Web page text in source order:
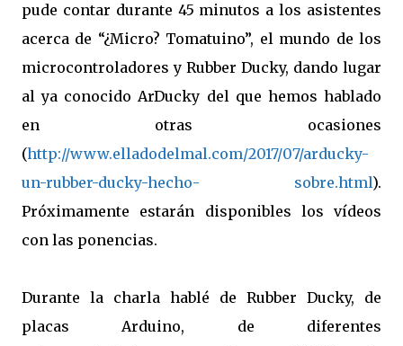
pude contar durante 45 minutos a los asistentes
acerca de “¿Micro? Tomatuino”, el mundo de los
microcontroladores y Rubber Ducky, dando lugar
al ya conocido ArDucky del que hemos hablado
en otras ocasiones
(http://www.elladodelmal.com/2017/07/arducky-
un-rubber-ducky-hecho- sobre.html).
Próximamente estarán disponibles los vídeos
con las ponencias.
Durante la charla hablé de Rubber Ducky, de
placas Arduino, de diferentes